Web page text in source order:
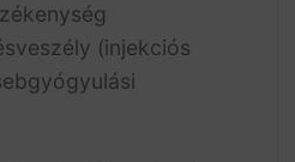
(injekciós